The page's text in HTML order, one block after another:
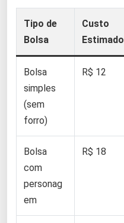
Tipo de
Bolsa
Custo
Estimado
Bolsa
simples
(sem
forro)
R$ 12
Bolsa
com
personag
em
R$ 18